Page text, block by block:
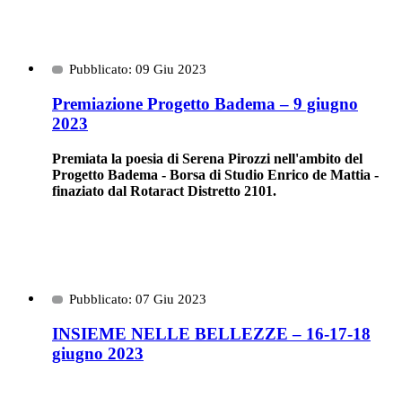
Pubblicato: 09 Giu 2023
Premiazione Progetto Badema – 9 giugno
2023
Premiata la poesia di Serena Pirozzi nell'ambito del
Progetto Badema - Borsa di Studio Enrico de Mattia -
finaziato dal Rotaract Distretto 2101.
Pubblicato: 07 Giu 2023
INSIEME NELLE BELLEZZE – 16-17-18
giugno 2023